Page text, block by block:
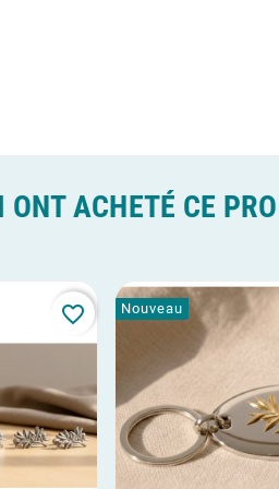
ONT ACHETÉ CE
favorite_border Nouveau